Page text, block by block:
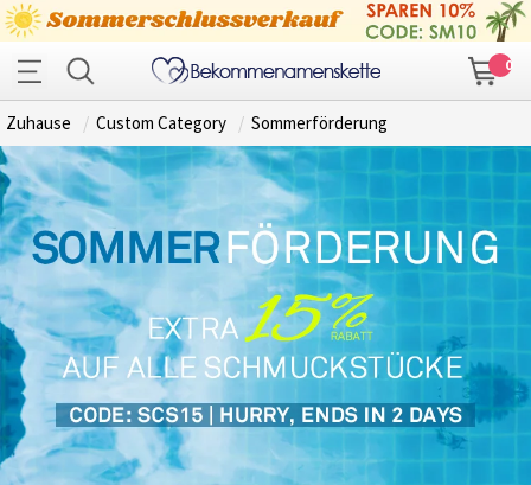
0
Zuhause Custom Category Sommerförderung